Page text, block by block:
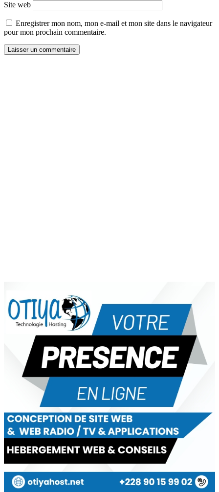
Site web
Enregistrer mon nom, mon e-mail et mon site dans le navigateur
pour mon prochain commentaire.